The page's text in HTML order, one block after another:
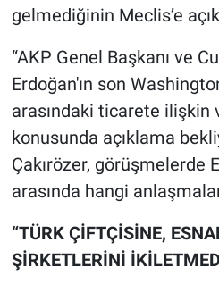
gelmediğinin Meclis’e
“AKP Genel Başkanı ve
Erdoğan'ın son
arasındaki ticarete ilişkin
konusunda açıklama
Çakırözer, görüşmelerde
arasında hangi
“TÜRK ÇİFTÇİSİNE,
ŞİRKETLERİNİ